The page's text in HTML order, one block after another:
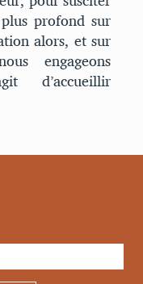
profond sur
alors, et sur
engageons
d’accueillir